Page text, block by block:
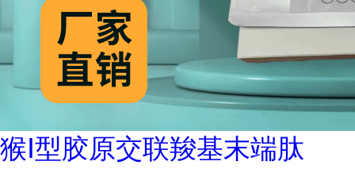
猴Ⅰ型胶原交联羧基末端肽